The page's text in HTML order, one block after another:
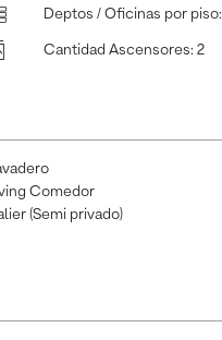
Deptos / Oficinas por piso
Cantidad Ascensores: 2
Comedor
(Semi privado)